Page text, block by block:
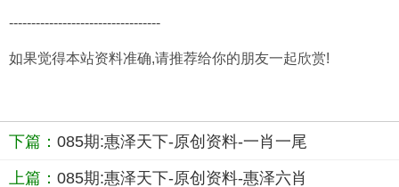
----------------------------------
如果觉得本站资料准确,请推荐给你的朋友一起欣赏!
下篇： 085期:惠泽天下-原创资料-一肖一尾
上篇： 085期:惠泽天下-原创资料-惠泽六肖